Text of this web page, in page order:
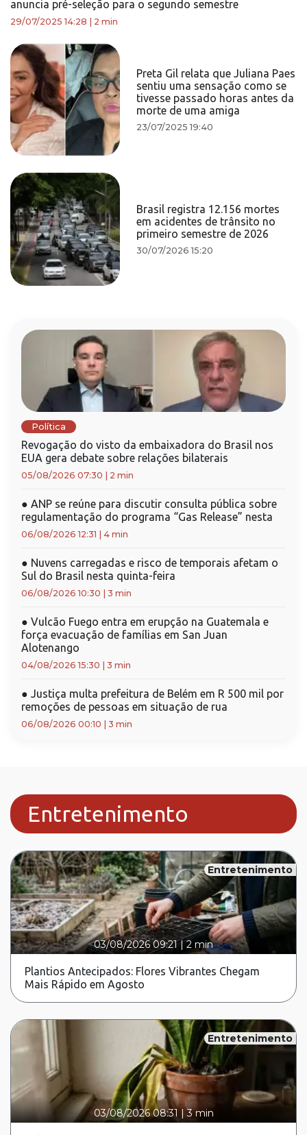
anuncia pré-seleção para o segundo semestre
29/07/2025 14:28 2 min
Preta Gil relata que Juliana Paes
sentiu uma sensação como se
tivesse passado horas antes da
morte de uma amiga
23/07/2025 19:40
Brasil registra 12.156 mortes
em acidentes de trânsito no
primeiro semestre de 2026
30/07/2026 15:20
Política
Revogação do visto da embaixadora do Brasil nos
EUA gera debate sobre relações bilaterais
05/08/2026 07:30 2 min
● ANP se reúne para discutir consulta pública sobre
regulamentação do programa “Gas Release” nesta
06/08/2026 12:31 4 min
● Nuvens carregadas e risco de temporais afetam o
Sul do Brasil nesta quinta-feira
06/08/2026 10:30 3 min
● Vulcão Fuego entra em erupção na Guatemala e
força evacuação de famílias em San Juan
Alotenango
04/08/2026 15:30 3 min
● Justiça multa prefeitura de Belém em R 500 mil por
remoções de pessoas em situação de rua
06/08/2026 00:10 3 min
Entretenimento
Entretenimento
03/08/2026 09:21|2 min
Plantios Antecipados: Flores Vibrantes Chegam
Mais Rápido em Agosto
Entretenimento
03/08/2026 08:31 |3 min